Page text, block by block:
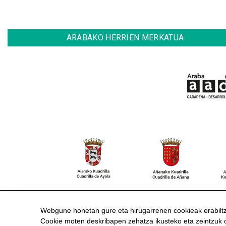
ARABAKO HERRIEN MERKATUA
HARREMANETARAKO